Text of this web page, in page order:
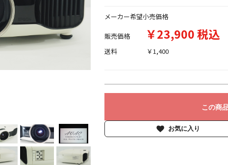
メーカー希望小売価格
販売価格 ￥23,900 税込
送料 ￥1,400
この商
お気に入り